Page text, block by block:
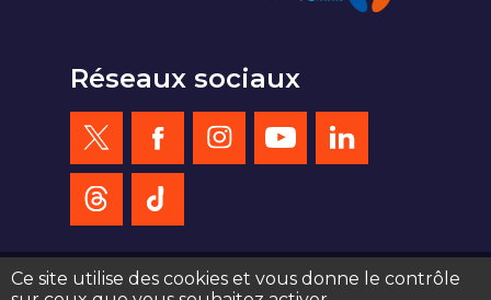
Réseaux sociaux
Ce site utilise des cookies et vous donne le contrôle